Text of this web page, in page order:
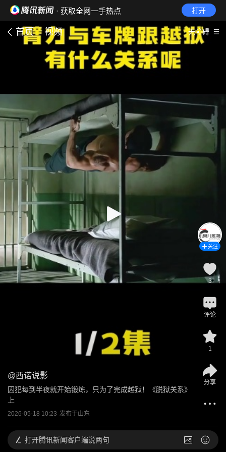
· 获取全网一手热点 打开
首页 视频 无障碍
@西诺说影
囚犯每到半夜就开始锻炼，只为了完成越狱！《脱狱关系》
上
2026-05-18 10:23 发布于山东
关注
3
评论
1
分享
打开腾讯新闻客户端说两句